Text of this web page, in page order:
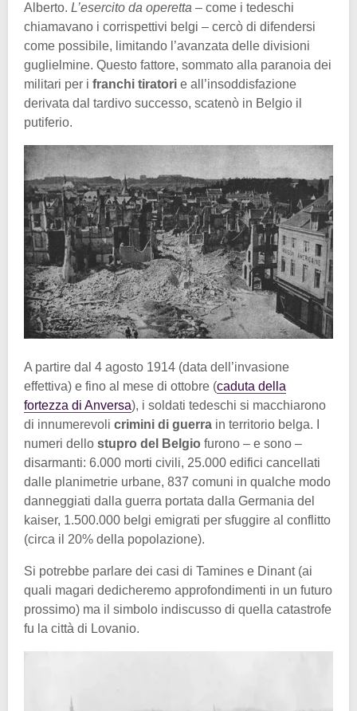
Alberto. L’esercito da operetta – come i tedeschi
chiamavano i corrispettivi belgi – cercò di difendersi
come possibile, limitando l’avanzata delle divisioni
guglielmine. Questo fattore, sommato alla paranoia dei
militari per i franchi tiratori e all’insoddisfazione
derivata dal tardivo successo, scatenò in Belgio il
putiferio.
A partire dal 4 agosto 1914 (data dell’invasione
effettiva) e fino al mese di ottobre (caduta della
fortezza di Anversa), i soldati tedeschi si macchiarono
di innumerevoli crimini di guerra in territorio belga. I
numeri dello stupro del Belgio furono – e sono –
disarmanti: 6.000 morti civili, 25.000 edifici cancellati
dalle planimetrie urbane, 837 comuni in qualche modo
danneggiati dalla guerra portata dalla Germania del
kaiser, 1.500.000 belgi emigrati per sfuggire al conflitto
(circa il 20% della popolazione).
Si potrebbe parlare dei casi di Tamines e Dinant (ai
quali magari dedicheremo approfondimenti in un futuro
prossimo) ma il simbolo indiscusso di quella catastrofe
fu la città di Lovanio.